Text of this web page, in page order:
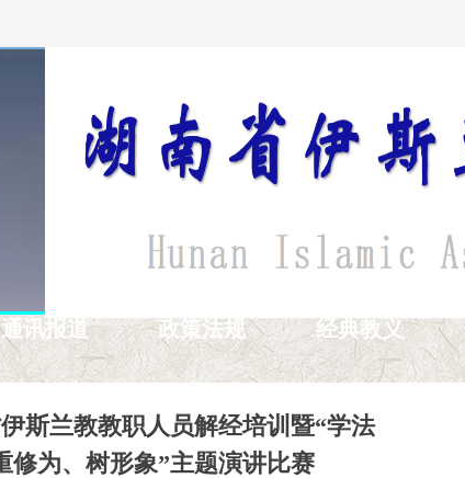
通讯报道 政策法规 经典教义
斯兰教教职人员解经培训暨“学法
修为、树形象”主题演讲比赛